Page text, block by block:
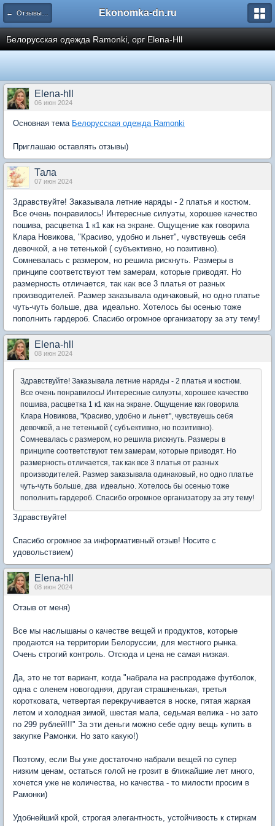
← Отзывы участников Ekonomka-dn.ru
Белорусская одежда Ramonki, орг Elena-Hll
Elena-hll
06 июн 2024
Основная тема Белорусская одежда Ramonki
Приглашаю оставлять отзывы)
Тала
07 июн 2024
Здравствуйте! Заказывала летние наряды - 2 платья и костюм.
Все очень понравилось! Интересные силуэты, хорошее качество
пошива, расцветка 1 к1 как на экране. Ощущение как говорила
Клара Новикова, "Красиво, удобно и льнет", чувствуешь себя
девочкой, а не тетенькой ( субъективно, но позитивно).
Сомневалась с размером, но решила рискнуть. Размеры в
принципе соответствуют тем замерам, которые приводят. Но
размерность отличается, так как все 3 платья от разных
производителей. Размер заказывала одинаковый, но одно платье
чуть-чуть больше, два идеально. Хотелось бы осенью тоже
пополнить гардероб. Спасибо огромное организатору за эту тему!
Elena-hll
08 июн 2024
Здравствуйте! Заказывала летние наряды - 2 платья и костюм.
Все очень понравилось! Интересные силуэты, хорошее качество
пошива, расцветка 1 к1 как на экране. Ощущение как говорила
Клара Новикова, "Красиво, удобно и льнет", чувствуешь себя
девочкой, а не тетенькой ( субъективно, но позитивно).
Сомневалась с размером, но решила рискнуть. Размеры в
принципе соответствуют тем замерам, которые приводят. Но
размерность отличается, так как все 3 платья от разных
производителей. Размер заказывала одинаковый, но одно платье
чуть-чуть больше, два идеально. Хотелось бы осенью тоже
пополнить гардероб. Спасибо огромное организатору за эту тему!
Здравствуйте!
Спасибо огромное за информативный отзыв! Носите с
удовольствием)
Elena-hll
08 июн 2024
Отзыв от меня)
Все мы наслышаны о качестве вещей и продуктов, которые
продаются на территории Белоруссии, для местного рынка.
Очень строгий контроль. Отсюда и цена не самая низкая.
Да, это не тот вариант, когда "набрала на распродаже футболок,
одна с оленем новогодняя, другая страшненькая, третья
коротковата, четвертая перекручивается в носке, пятая жаркая
летом и холодная зимой, шестая мала, седьмая велика - но зато
по 299 рублей!!!" За эти деньги можно себе одну вещь купить в
закупке Рамонки. Но зато какую!)
Поэтому, если Вы уже достаточно набрали вещей по супер
низким ценам, остаться голой не грозит в ближайшие лет много,
хочется уже не количества, но качества - то милости просим в
Рамонки)
Удобнейший крой, строгая элегантность, устойчивость к стиркам